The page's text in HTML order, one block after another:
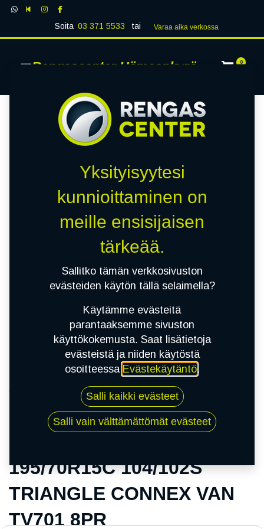
Soita 03 371 5533 tai Varaa aika verk​​​​ossa
Rengascenter Hämeenkyrö 0
195/70R15C 104/102S TRIANGLE CONNEX VAN
TV701 8PR
195/70R15C 104/102S
TRIANGLE CONNEX VAN
TV701 8PR
Yksityisyytesi
kunnioittaminen on
meille ensisijaisen
tärkeää.
Sallitko tämän verkkosivuston
evästeiden käytön tällä selaimella?
Käytämme evästeitä
parantaaksemme sivuston
käyttökokemusta. Saat lisätietoja
evästeistä ja niiden käytöstä
osoitteessa Evästekäytäntö.
Salli kaikki evästeet
Salli vain välttämättömät evästeet